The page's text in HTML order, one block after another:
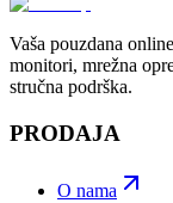
Vaša pouzdana
monitori, mrežna
stručna podrška.
PRODAJA
O nama